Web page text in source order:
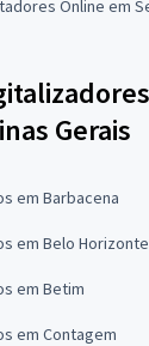
Online em
Gerais
em Barbacena
em Belo Horizonte
em Betim
em Contagem